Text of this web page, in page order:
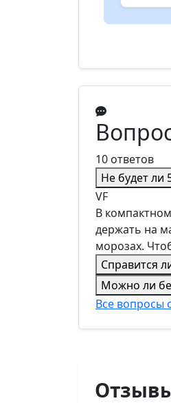
10 ответов
Не будет ли
VF
В
держать на
морозах.
Справится
Можно ли
Все вопросы